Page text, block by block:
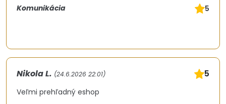
Komunikácia
5
Nikola L. (24.6.2026 22:01) 5
Veľmi prehľadný eshop